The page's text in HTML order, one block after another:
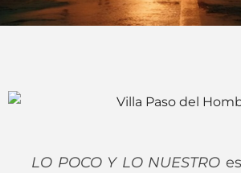
LO POCO Y LO NUESTRO